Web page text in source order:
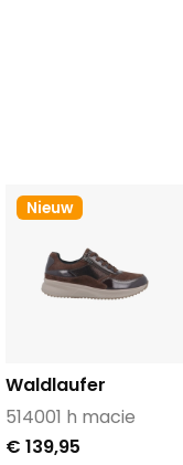
Nieuw
Waldlaufer
514001 h macie
€ 139,95